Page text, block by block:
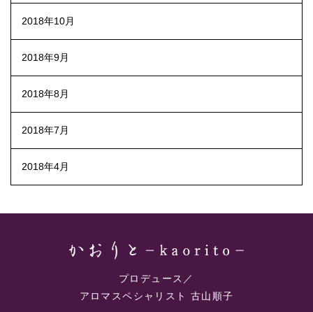
2018年10月
2018年9月
2018年8月
2018年7月
2018年4月
プロデュース／
アロマスペシャリスト 古山順子